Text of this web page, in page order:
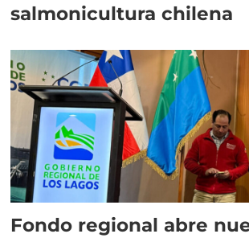
salmonicultura chilena
Fondo regional abre